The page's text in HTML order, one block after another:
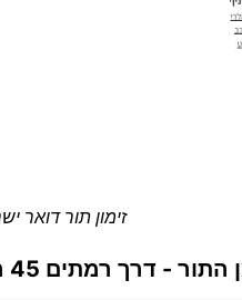
זימון תור דואר
דרך רמתים 45 הוד השרון